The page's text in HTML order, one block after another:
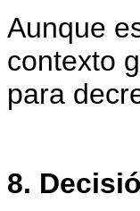
Aunque
contexto
para
8.